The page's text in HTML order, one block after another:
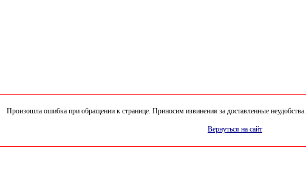
Произошла ошибка при обращении к странице. Приносим извинения за доставленные неудобства.
Вернуться на сайт